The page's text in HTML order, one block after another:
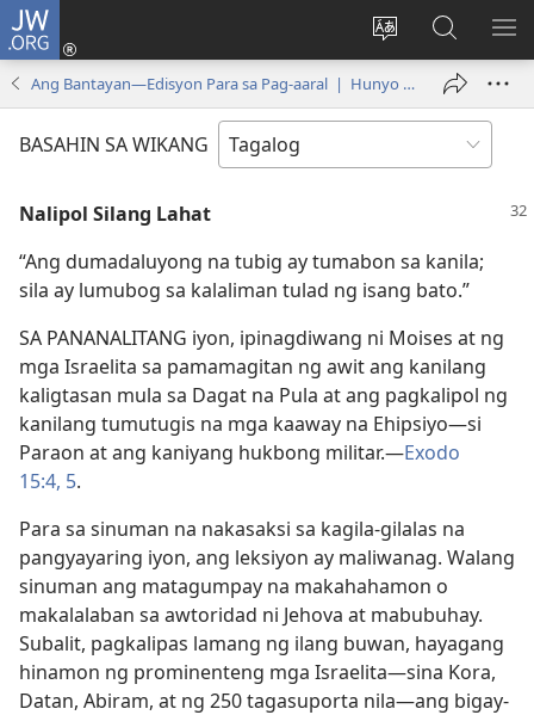
JW.ORG
Baguhin
wika
ng
Mag-
log
(may
bubukas
sa
JW.ORG
Ang Bantayan—Edisyon Para sa Pag-aaral | Hunyo 1, 2002
BASAHIN SA WIKANG
Nalipol Silang Lahat
“Ang dumadaluyong na tubig ay tumabon sa kanila;
sila ay lumubog sa kalaliman tulad ng isang bato.”
SA PANANALITANG iyon, ipinagdiwang ni Moises at ng
mga Israelita sa pamamagitan ng awit ang kanilang
kaligtasan mula sa Dagat na Pula at ang pagkalipol ng
kanilang tumutugis na mga kaaway na Ehipsiyo​—si
Paraon at ang kaniyang hukbong militar.​—Exodo
15:4, 5.
Para sa sinuman na nakasaksi sa kagila-gilalas na
pangyayaring iyon, ang leksiyon ay maliwanag. Walang
sinuman ang matagumpay na makahahamon o
makalalaban sa awtoridad ni Jehova at mabubuhay.
Subalit, pagkalipas lamang ng ilang buwan, hayagang
hinamon ng prominenteng mga Israelita​—sina Kora,
Datan, Abiram, at ng 250 tagasuporta nila​—ang bigay-